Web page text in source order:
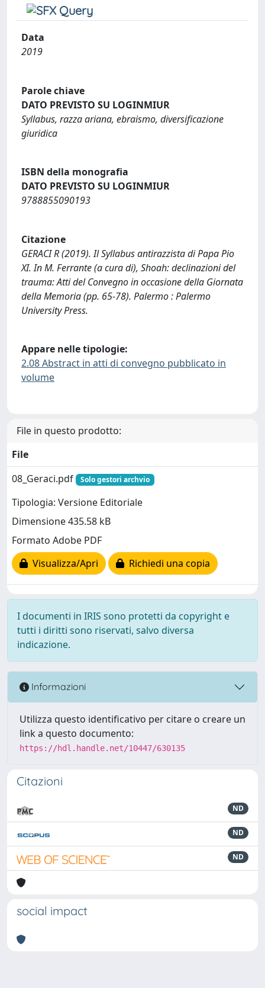
Data
2019
Parole chiave
DATO PREVISTO SU LOGINMIUR
Syllabus, razza ariana, ebraismo, diversificazione
giuridica
ISBN della monografia
DATO PREVISTO SU LOGINMIUR
9788855090193
Citazione
GERACI R (2019). Il Syllabus antirazzista di Papa Pio
XI. In M. Ferrante (a cura di), Shoah: declinazioni del
trauma: Atti del Convegno in occasione della Giornata
della Memoria (pp. 65-78). Palermo : Palermo
University Press.
Appare nelle tipologie:
2.08 Abstract in atti di convegno pubblicato in
volume
File in questo prodotto:
File
08_Geraci.pdf
Solo gestori archvio
Tipologia: Versione Editoriale
Dimensione 435.58 kB
Formato Adobe PDF
Visualizza/Apri
Richiedi una copia
I documenti in IRIS sono protetti da copyright e
tutti i diritti sono riservati, salvo diversa
indicazione.
Informazioni
Utilizza questo identificativo per citare o creare un
link a questo documento:
https://hdl.handle.net/10447/630135
Citazioni
ND
ND
ND
social impact